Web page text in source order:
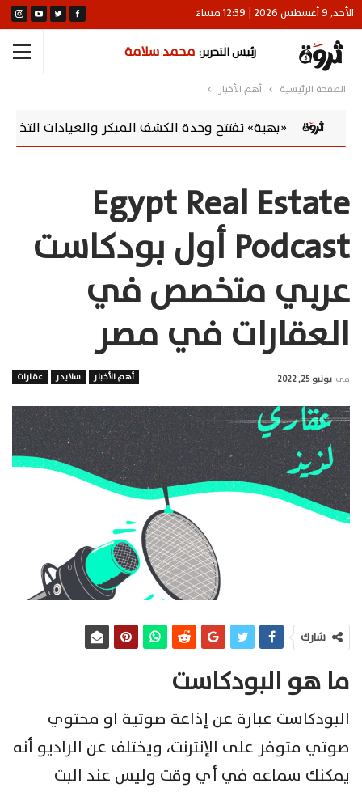
الأحد, 9 أغسطس 2026 | 12:39 مساءً
رئيس التحرير: محمد سلامة
الصفحة الرئيسية أهم الأخبار
تفتتح وحدة الكشف المبكر والعيادات التخصصية بالقاهرة
Egypt Real Estate
Podcast أول بودكاست
عربي متخصص في
العقارات في مصر
أهم الأخبار سلايدر عقارات في يونيو 25, 2022
شارك
ما هو البودكاست
البودكاست عبارة عن إذاعة صوتية او محتوي
صوتي متوفر على الإنترنت، ويختلف عن الراديو أنه
يمكنك سماعه في أي وقت وليس عند البث